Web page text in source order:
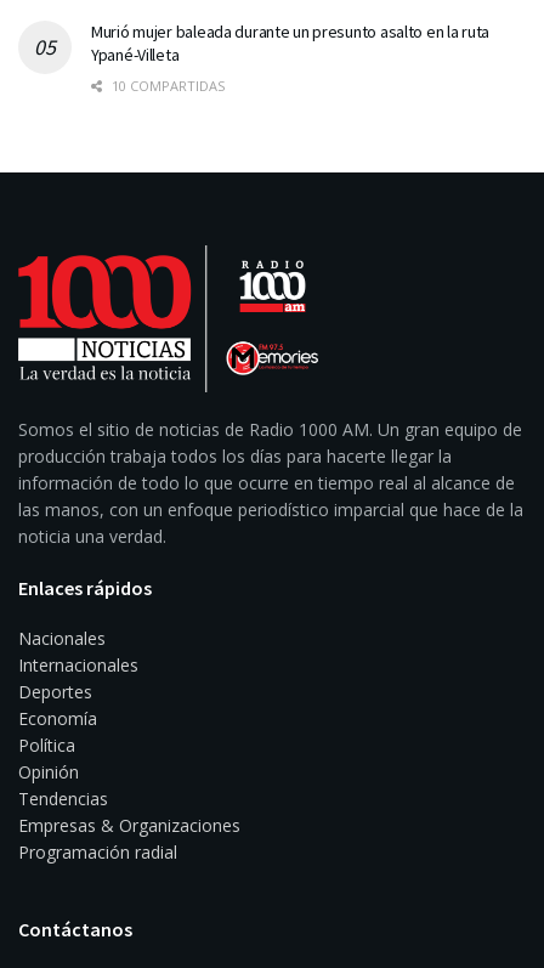
Murió mujer baleada durante un presunto asalto en la ruta
Ypané-Villeta
10 COMPARTIDAS
Somos el sitio de noticias de Radio 1000 AM. Un gran equipo de
producción trabaja todos los días para hacerte llegar la
información de todo lo que ocurre en tiempo real al alcance de
las manos, con un enfoque periodístico imparcial que hace de la
noticia una verdad.
Enlaces rápidos
Nacionales
Internacionales
Deportes
Economía
Política
Opinión
Tendencias
Empresas & Organizaciones
Programación radial
Contáctanos